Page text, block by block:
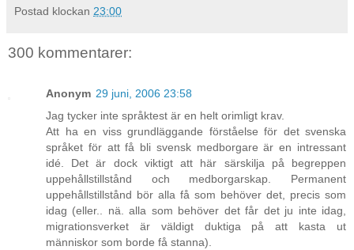
Postad klockan 23:00
300 kommentarer:
Anonym 29 juni, 2006 23:58
Jag tycker inte språktest är en helt orimligt krav.
Att ha en viss grundläggande förståelse för det svenska
språket för att få bli svensk medborgare är en intressant
idé. Det är dock viktigt att här särskilja på begreppen
uppehållstillstånd och medborgarskap. Permanent
uppehållstillstånd bör alla få som behöver det, precis som
idag (eller.. nä. alla som behöver det får det ju inte idag,
migrationsverket är väldigt duktiga på att kasta ut
människor som borde få stanna).